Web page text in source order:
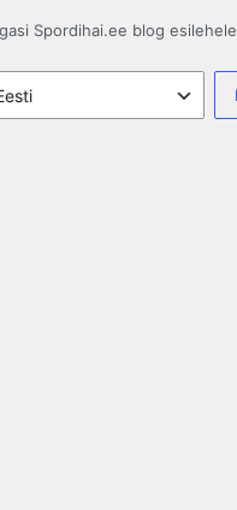
Spordihai.ee blog esilehele